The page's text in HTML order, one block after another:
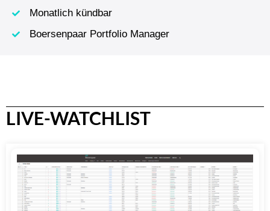
Monatlich kündbar
Boersenpaar Portfolio Manager
LIVE-WATCHLIST